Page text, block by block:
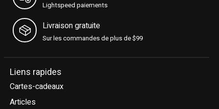
Lightspeed paiements
Livraison gratuite
Sur les commandes de plus de $99
Liens rapides
Cartes-cadeaux
Articles